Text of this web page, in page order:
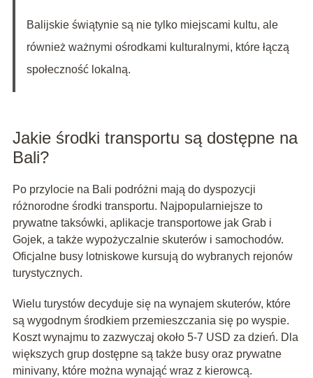
Balijskie świątynie są nie tylko miejscami kultu, ale
również ważnymi ośrodkami kulturalnymi, które łączą
społeczność lokalną.
Jakie środki transportu są dostępne na
Bali?
Po przylocie na Bali podróżni mają do dyspozycji
różnorodne środki transportu. Najpopularniejsze to
prywatne taksówki, aplikacje transportowe jak Grab i
Gojek, a także wypożyczalnie skuterów i samochodów.
Oficjalne busy lotniskowe kursują do wybranych rejonów
turystycznych.
Wielu turystów decyduje się na wynajem skuterów, które
są wygodnym środkiem przemieszczania się po wyspie.
Koszt wynajmu to zazwyczaj około 5-7 USD za dzień. Dla
większych grup dostępne są także busy oraz prywatne
minivany, które można wynająć wraz z kierowcą.